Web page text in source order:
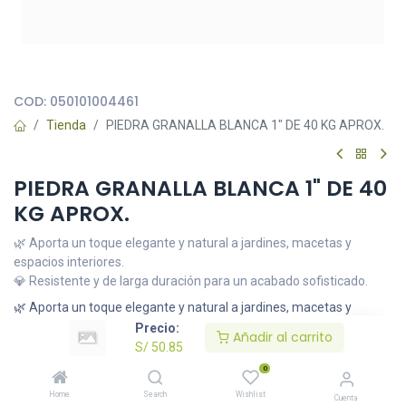
Precio:
S/ 50.85
Añadir al carrito
Home Search
0
Wishlist Cuenta
COD: 050101004461
Tienda PIEDRA GRANALLA BLANCA 1" DE 40 KG APROX.
PIEDRA GRANALLA BLANCA 1" DE 40
KG APROX.
🌿 Aporta un toque elegante y natural a jardines, macetas y
espacios interiores.
💎 Resistente y de larga duración para un acabado sofisticado.
🌿 Aporta un toque elegante y natural a jardines, macetas y
💎 Resistente y de larga duración para un acabado sofisticado.
50.85